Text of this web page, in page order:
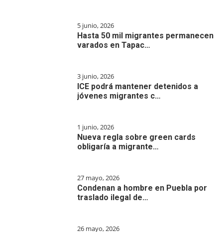
5 junio, 2026
Hasta 50 mil migrantes permanecen
varados en Tapac…
3 junio, 2026
ICE podrá mantener detenidos a
jóvenes migrantes c…
1 junio, 2026
Nueva regla sobre green cards
obligaría a migrante…
27 mayo, 2026
Condenan a hombre en Puebla por
traslado ilegal de…
26 mayo, 2026